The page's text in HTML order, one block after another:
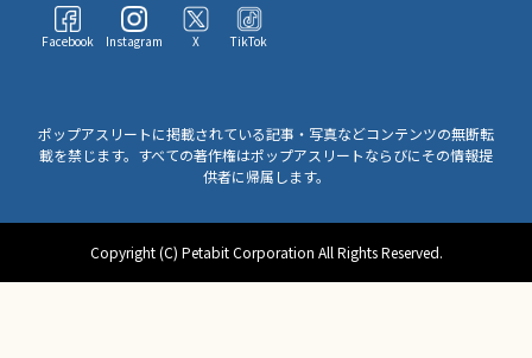
Facebook Instagram X TikTok
ポップアスリートに掲載されている記事・写真などコンテンツの無断転
載を禁じます。すべての著作権はポップアスリートならびにその情報提
供者に帰属します。
Copyright (C) Petabit Corporation All Rights Reserved.